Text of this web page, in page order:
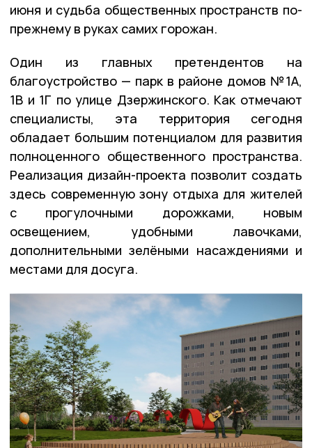
июня и судьба общественных пространств по-
прежнему в руках самих горожан.
Один из главных претендентов на
благоустройство — парк в районе домов №1А,
1В и 1Г по улице Дзержинского. Как отмечают
специалисты, эта территория сегодня
обладает большим потенциалом для развития
полноценного общественного пространства.
Реализация дизайн-проекта позволит создать
здесь современную зону отдыха для жителей
с прогулочными дорожками, новым
освещением, удобными лавочками,
дополнительными зелёными насаждениями и
местами для досуга.